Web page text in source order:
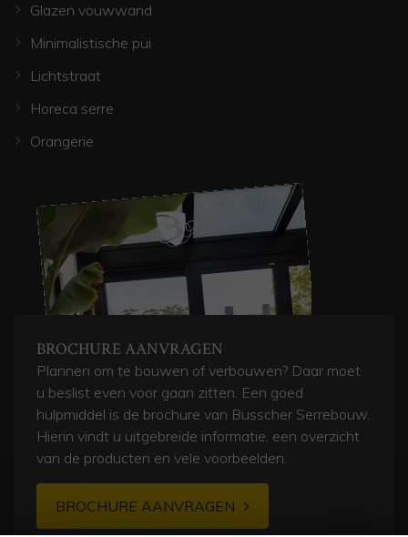
Glazen vouwwand
Minimalistische pui
Lichtstraat
Horeca serre
Orangerie
BROCHURE AANVRAGEN
Plannen om te bouwen of verbouwen? Daar moet
u beslist even voor gaan zitten. Een goed
hulpmiddel is de brochure van Busscher Serrebouw.
Hierin vindt u uitgebreide informatie, een overzicht
van de producten en vele voorbeelden.
BROCHURE AANVRAGEN